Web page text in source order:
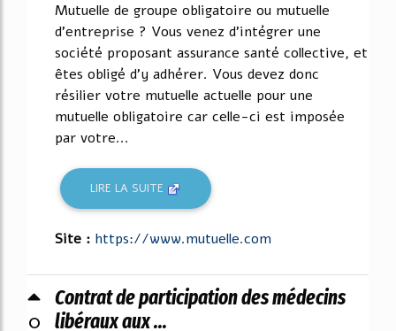
Mutuelle de groupe obligatoire ou mutuelle
d'entreprise ? Vous venez d'intégrer une
société proposant assurance santé collective, et
êtes obligé d'y adhérer. Vous devez donc
résilier votre mutuelle actuelle pour une
mutuelle obligatoire car celle-ci est imposée
par votre...
LIRE LA SUITE
Site : https://www.mutuelle.com
0
Contrat de participation des médecins
libéraux aux ...